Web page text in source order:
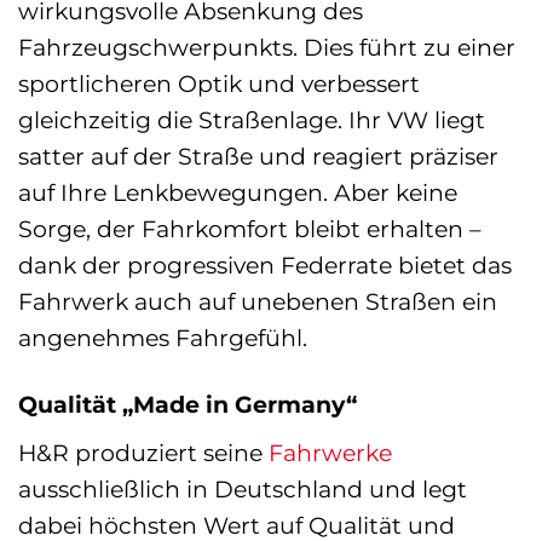
wirkungsvolle Absenkung des
Fahrzeugschwerpunkts. Dies führt zu einer
sportlicheren Optik und verbessert
gleichzeitig die Straßenlage. Ihr VW liegt
satter auf der Straße und reagiert präziser
auf Ihre Lenkbewegungen. Aber keine
Sorge, der Fahrkomfort bleibt erhalten –
dank der progressiven Federrate bietet das
Fahrwerk auch auf unebenen Straßen ein
angenehmes Fahrgefühl.
Qualität „Made in Germany“
H&R produziert seine Fahrwerke
ausschließlich in Deutschland und legt
dabei höchsten Wert auf Qualität und